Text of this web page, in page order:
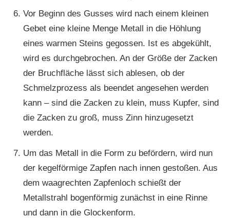
Vor Beginn des Gusses wird nach einem kleinen
Gebet eine kleine Menge Metall in die Höhlung
eines warmen Steins gegossen. Ist es abgekühlt,
wird es durchgebrochen. An der Größe der Zacken
der Bruchfläche lässt sich ablesen, ob der
Schmelzprozess als beendet angesehen werden
kann – sind die Zacken zu klein, muss Kupfer, sind
die Zacken zu groß, muss Zinn hinzugesetzt
werden.
Um das Metall in die Form zu befördern, wird nun
der kegelförmige Zapfen nach innen gestoßen. Aus
dem waagrechten Zapfenloch schießt der
Metallstrahl bogenförmig zunächst in eine Rinne
und dann in die Glockenform.